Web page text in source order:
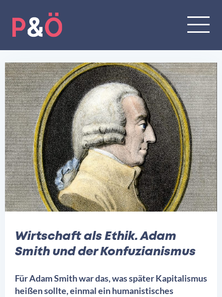
Wirtschaft als Ethik. Adam
Smith und der Konfuzianismus
Für Adam Smith war das, was später Kapitalismus
heißen sollte, einmal ein humanistisches